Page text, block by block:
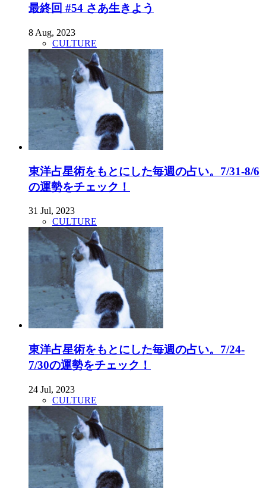
最終回 #54 さあ生きよう
8 Aug, 2023
CULTURE
東洋占星術をもとにした毎週の占い。7/31-8/6
の運勢をチェック！
31 Jul, 2023
CULTURE
東洋占星術をもとにした毎週の占い。7/24-
7/30の運勢をチェック！
24 Jul, 2023
CULTURE